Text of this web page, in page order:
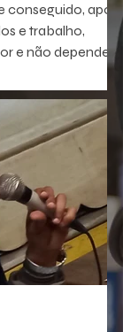
conseguido, após
e trabalho,
e não depender
vinha se
dia ia chegar.